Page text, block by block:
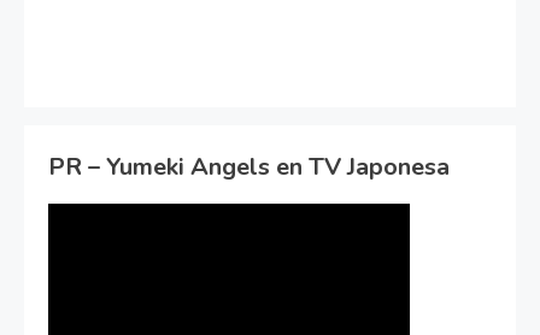
PR – Yumeki Angels en TV Japonesa